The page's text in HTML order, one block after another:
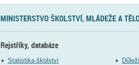
MINISTERSTVO ŠKOLSTVÍ, MLÁDEŽE A
Rejstříky, databáze
Statistika školství